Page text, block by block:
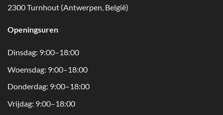
2300 Turnhout (Antwerpen, België)
Openingsuren
Dinsdag: 9:00–18:00
Woensdag: 9:00–18:00
Donderdag: 9:00–18:00
Vrijdag: 9:00–18:00